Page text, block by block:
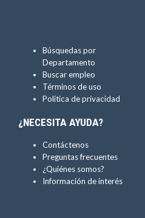
Búsquedas por
Departamento
Buscar empleo
Términos de uso
Política de privacidad
¿NECESITA AYUDA?
Contáctenos
Preguntas frecuentes
¿Quiénes somos?
Información de interés